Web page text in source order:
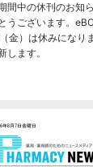
期間中の休刊のお知
うございます。
金）は休みになり
します。